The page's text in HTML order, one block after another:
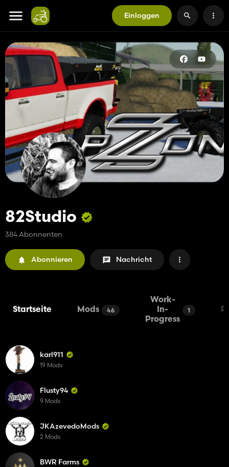
Einloggen
82Studio
384 Abonnenten
Abonnieren Nachricht
Startseite Mods 46
Work-
In-
Progress
1
karl911
19 Mods
Flusty94
9 Mods
JKAzevedoMods
2 Mods
BWR Farms